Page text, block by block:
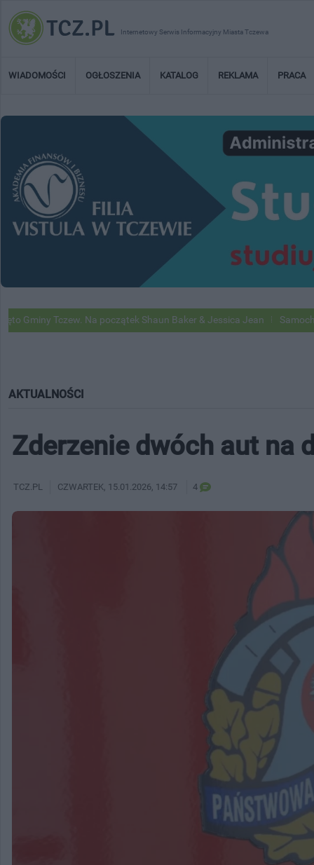
Internetowy Serwis Informacyjny Miasta Tczewa
WIADOMOŚCI OGŁOSZENIA KATALOG REKLAMA PRACA
Na początek Shaun Baker & Jessica Jean Samochody Google
AKTUALNOŚCI
Zderzenie dwóch aut na
TCZ.PL CZWARTEK , 15.01.2026, 14:57 4